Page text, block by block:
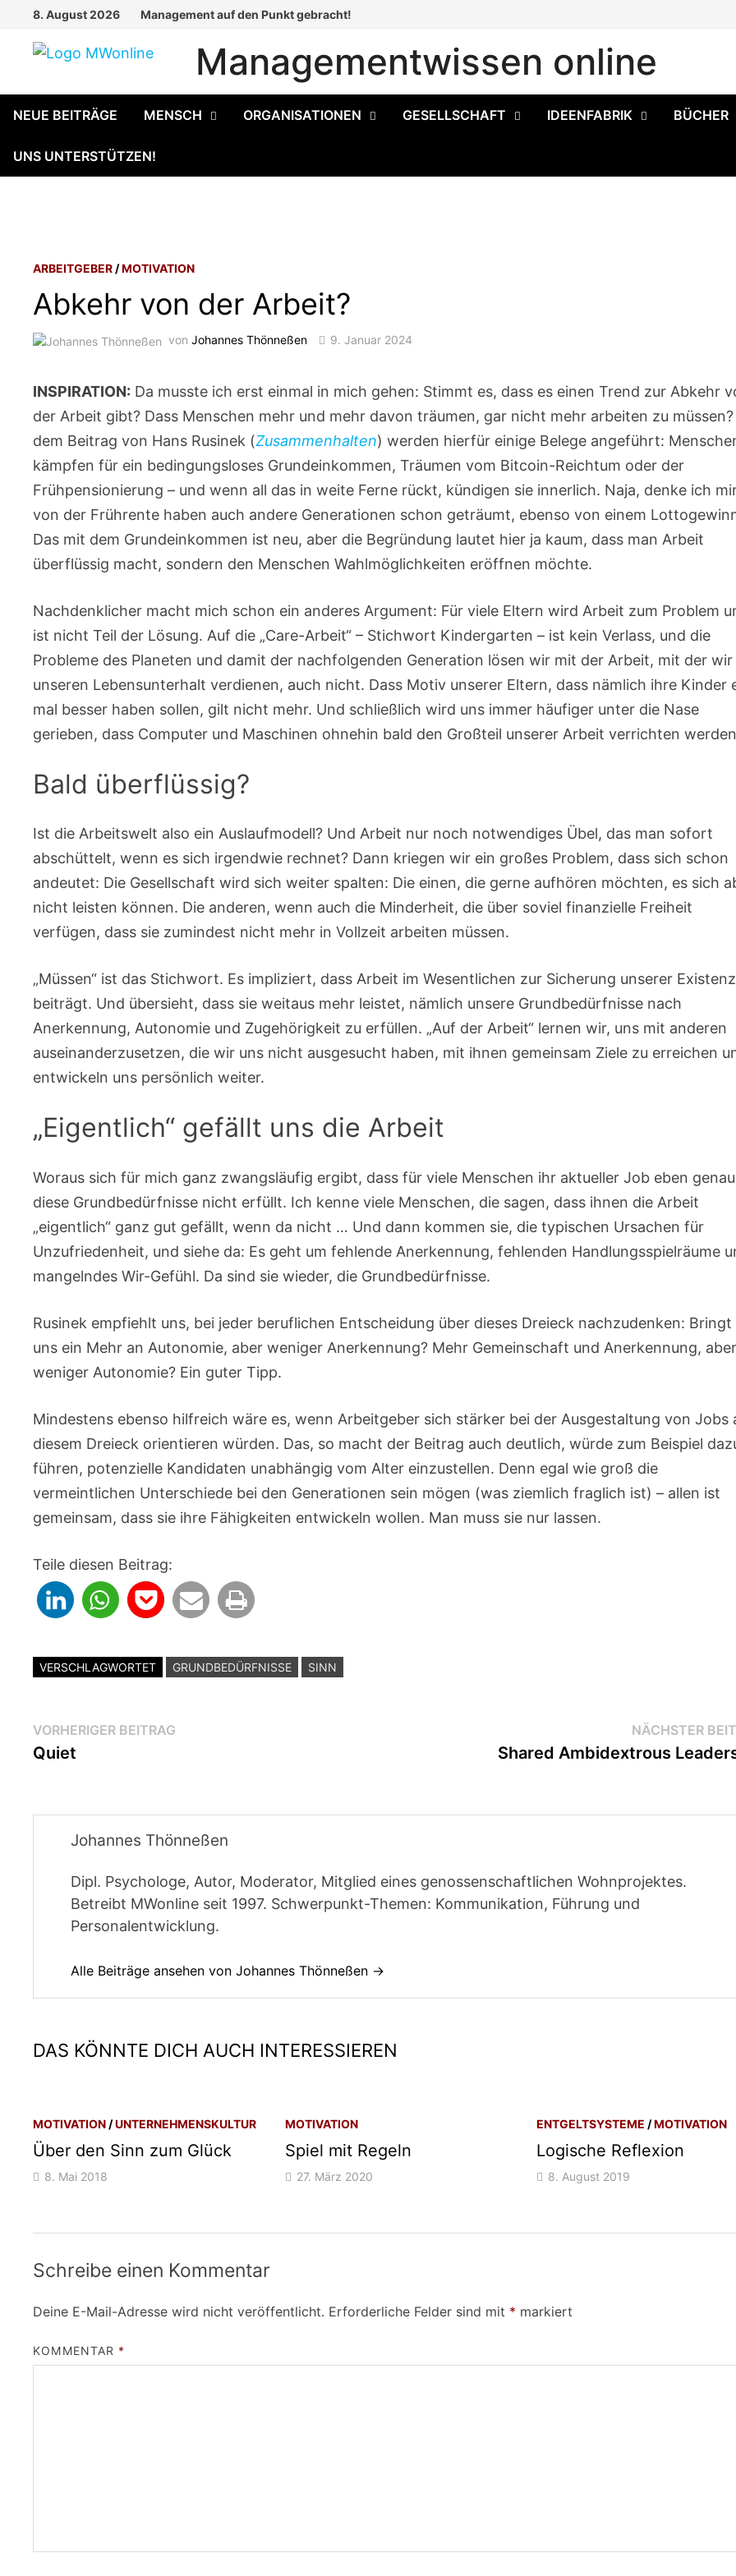
springen
8. August 2026 Management auf den Punkt gebracht!
Managementwissen online
NEUE BEITRÄGE MENSCH ORGANISATIONEN GESELLSCHAFT IDEENFABRIK BÜCHER
UNS UNTERSTÜTZEN!
ARBEITGEBER /MOTIVATION
Abkehr von der Arbeit?
vonJohannes Thönneßen 9. Januar 2024
INSPIRATION: Da musste ich erst einmal in mich gehen: Stimmt es, dass es einen Trend zur Abkehr
der Arbeit gibt? Dass Menschen mehr und mehr davon träumen, gar nicht mehr arbeiten zu müssen?
dem Beitrag von Hans Rusinek (Zusammenhalten) werden hierfür einige Belege angeführt:
kämpfen für ein bedingungsloses Grundeinkommen, Träumen vom Bitcoin-Reichtum oder der
Frühpensionierung – und wenn all das in weite Ferne rückt, kündigen sie innerlich. Naja, denke ich
von der Frührente haben auch andere Generationen schon geträumt, ebenso von einem
Das mit dem Grundeinkommen ist neu, aber die Begründung lautet hier ja kaum, dass man Arbeit
überflüssig macht, sondern den Menschen Wahlmöglichkeiten eröffnen möchte.
Nachdenklicher macht mich schon ein anderes Argument: Für viele Eltern wird Arbeit zum Problem
ist nicht Teil der Lösung. Auf die „Care-Arbeit“ – Stichwort Kindergarten – ist kein Verlass, und die
Probleme des Planeten und damit der nachfolgenden Generation lösen wir mit der Arbeit, mit der wir
unseren Lebensunterhalt verdienen, auch nicht. Dass Motiv unserer Eltern, dass nämlich ihre Kinder
mal besser haben sollen, gilt nicht mehr. Und schließlich wird uns immer häufiger unter die Nase
gerieben, dass Computer und Maschinen ohnehin bald den Großteil unserer Arbeit verrichten
Bald überflüssig?
Ist die Arbeitswelt also ein Auslaufmodell? Und Arbeit nur noch notwendiges Übel, das man sofort
abschüttelt, wenn es sich irgendwie rechnet? Dann kriegen wir ein großes Problem, dass sich schon
andeutet: Die Gesellschaft wird sich weiter spalten: Die einen, die gerne aufhören möchten, es sich
nicht leisten können. Die anderen, wenn auch die Minderheit, die über soviel finanzielle Freiheit
verfügen, dass sie zumindest nicht mehr in Vollzeit arbeiten müssen.
„Müssen“ ist das Stichwort. Es impliziert, dass Arbeit im Wesentlichen zur Sicherung unserer Existenz
beiträgt. Und übersieht, dass sie weitaus mehr leistet, nämlich unsere Grundbedürfnisse nach
Anerkennung, Autonomie und Zugehörigkeit zu erfüllen. „Auf der Arbeit“ lernen wir, uns mit anderen
auseinanderzusetzen, die wir uns nicht ausgesucht haben, mit ihnen gemeinsam Ziele zu erreichen
entwickeln uns persönlich weiter.
„Eigentlich“ gefällt uns die Arbeit
Woraus sich für mich ganz zwangsläufig ergibt, dass für viele Menschen ihr aktueller Job eben genau
diese Grundbedürfnisse nicht erfüllt. Ich kenne viele Menschen, die sagen, dass ihnen die Arbeit
„eigentlich“ ganz gut gefällt, wenn da nicht … Und dann kommen sie, die typischen Ursachen für
Unzufriedenheit, und siehe da: Es geht um fehlende Anerkennung, fehlenden Handlungsspielräume
mangelndes Wir-Gefühl. Da sind sie wieder, die Grundbedürfnisse.
Rusinek empfiehlt uns, bei jeder beruflichen Entscheidung über dieses Dreieck nachzudenken: Bringt
uns ein Mehr an Autonomie, aber weniger Anerkennung? Mehr Gemeinschaft und Anerkennung, aber
weniger Autonomie? Ein guter Tipp.
Mindestens ebenso hilfreich wäre es, wenn Arbeitgeber sich stärker bei der Ausgestaltung von Jobs
diesem Dreieck orientieren würden. Das, so macht der Beitrag auch deutlich, würde zum Beispiel
führen, potenzielle Kandidaten unabhängig vom Alter einzustellen. Denn egal wie groß die
vermeintlichen Unterschiede bei den Generationen sein mögen (was ziemlich fraglich ist) – allen ist
gemeinsam, dass sie ihre Fähigkeiten entwickeln wollen. Man muss sie nur lassen.
Teile diesen Beitrag:
VERSCHLAGWORTET GRUNDBEDÜRFNISSE SINN
Beitragsnavigation
VORHERIGER BEITRAG
Quiet
NÄCHSTER
Shared Ambidextrous
Johannes Thönneßen
Dipl. Psychologe, Autor, Moderator, Mitglied eines genossenschaftlichen Wohnprojektes.
Betreibt MWonline seit 1997. Schwerpunkt-Themen: Kommunikation, Führung und
Personalentwicklung.
Alle Beiträge ansehen von Johannes Thönneßen →
DAS KÖNNTE DICH AUCH INTERESSIEREN
MOTIVATION /UNTERNEHMENSKULTUR
Über den Sinn zum Glück
8. Mai 2018
MOTIVATION
Spiel mit Regeln
27. März 2020
ENTGELTSYSTEME /MOTIVATION
Logische Reflexion
8. August 2019
Schreibe einen Kommentar
Deine E-Mail-Adresse wird nicht veröffentlicht. Erforderliche Felder sind mit * markiert
KOMMENTAR *